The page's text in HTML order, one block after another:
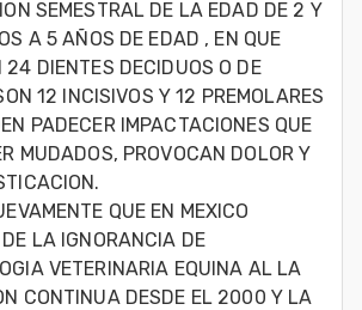
SEMESTRAL DE LA EDAD DE 2 Y
A 5 AÑOS DE EDAD , EN QUE
24 DIENTES DECIDUOS O DE
12 INCISIVOS Y 12 PREMOLARES
PADECER IMPACTACIONES QUE
MUDADOS, PROVOCAN DOLOR Y
QUE EN MEXICO
LA IGNORANCIA DE
VETERINARIA EQUINA AL LA
CONTINUA DESDE EL 2000 Y LA